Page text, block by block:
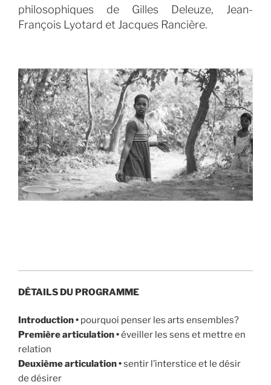
philosophiques de Gilles Deleuze, Jean-
François Lyotard et Jacques Rancière.
DÉTAILS DU PROGRAMME
Introduction • pourquoi penser les arts ensembles?
Première articulation •éveiller les sens et mettre en
relation
Deuxième articulation •sentir l’interstice et le désir
de désirer